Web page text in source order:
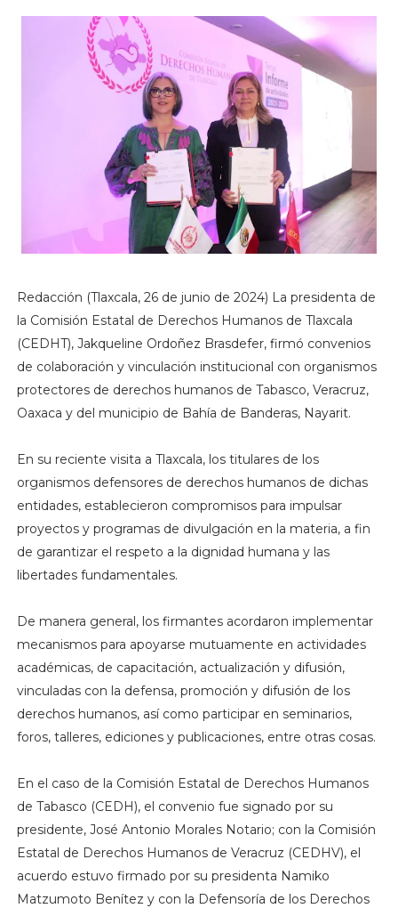
Redacción (Tlaxcala, 26 de junio de 2024) La presidenta de
la Comisión Estatal de Derechos Humanos de Tlaxcala
(CEDHT), Jakqueline Ordoñez Brasdefer, firmó convenios
de colaboración y vinculación institucional con organismos
protectores de derechos humanos de Tabasco, Veracruz,
Oaxaca y del municipio de Bahía de Banderas, Nayarit.
En su reciente visita a Tlaxcala, los titulares de los
organismos defensores de derechos humanos de dichas
entidades, establecieron compromisos para impulsar
proyectos y programas de divulgación en la materia, a fin
de garantizar el respeto a la dignidad humana y las
libertades fundamentales.
De manera general, los firmantes acordaron implementar
mecanismos para apoyarse mutuamente en actividades
académicas, de capacitación, actualización y difusión,
vinculadas con la defensa, promoción y difusión de los
derechos humanos, así como participar en seminarios,
foros, talleres, ediciones y publicaciones, entre otras cosas.
En el caso de la Comisión Estatal de Derechos Humanos
de Tabasco (CEDH), el convenio fue signado por su
presidente, José Antonio Morales Notario; con la Comisión
Estatal de Derechos Humanos de Veracruz (CEDHV), el
acuerdo estuvo firmado por su presidenta Namiko
Matzumoto Benítez y con la Defensoría de los Derechos